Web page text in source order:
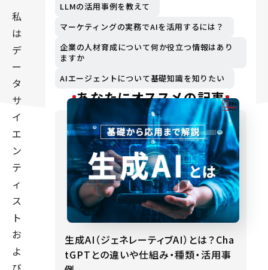
私
は
デ
ー
タ
サ
イ
エ
ン
テ
ィ
ス
ト
お
よ
LLMの活用事例を教えて
マーケティングの実務でAIを活用するには？
企業の人材育成について何か役立つ情報はあり
ますか
AIエージェントについて基礎知識を知りたい
あなたにオススメの記事
生成AI（ジェネレーティブAI）とは？Cha
tGPTとの違いや仕組み・種類・活用事